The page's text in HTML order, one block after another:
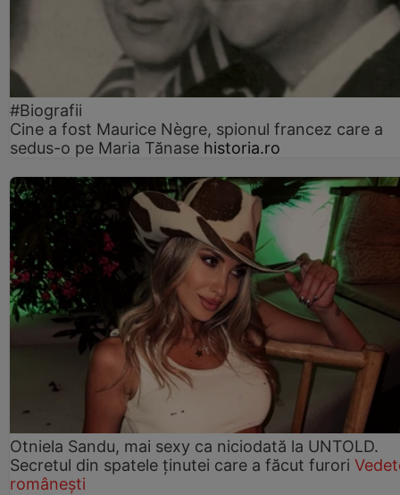
#Biografii
Cine a fost Maurice Nègre, spionul francez care a
sedus-o pe Maria Tănase historia.ro
Otniela Sandu, mai sexy ca niciodată la UNTOLD.
Secretul din spatele ținutei care a făcut furori
românești